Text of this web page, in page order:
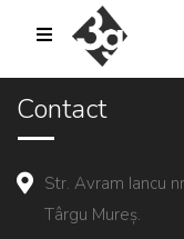
sold-out-button {{acf:sold_out}}
Contact
Str. Avram Iancu
Târgu Mureș.